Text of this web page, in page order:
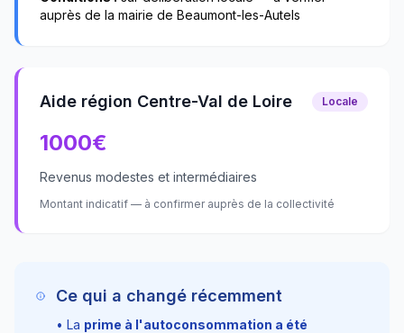
auprès de la mairie de Beaumont-les-Autels
Aide région Centre-Val de Loire Locale
1000€
Revenus modestes et intermédiaires
Montant indicatif — à confirmer auprès de la collectivité
Ce qui a changé récemment
• La prime à l'autoconsommation a été